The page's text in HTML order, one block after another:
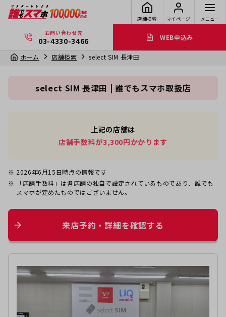
店舗検索 マイページ メニュー
お問い合わせ先
03-4330-3466 WEB申込み
ホーム 店舗検索 select SIM 長津田
select SIM 長津田 | 誰でもスマホ取扱店
上記の店舗は
店舗手数料が3,300円かかります
2026年6月15日時点の情報です
「店舗手数料」は各店舗の独自で設定されているものであり、誰でも
スマホが定めたものではございません。
来店予約・詳細を確認する